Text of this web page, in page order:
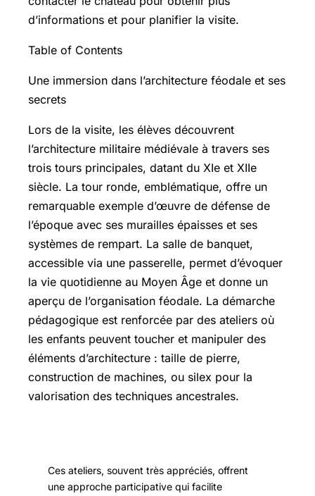
d’informations et pour planifier la visite.
Table of Contents
Une immersion dans l’architecture féodale et ses
secrets
Lors de la visite, les élèves découvrent
l’architecture militaire médiévale à travers ses
trois tours principales, datant du XIe et XIIe
siècle. La tour ronde, emblématique, offre un
remarquable exemple d’œuvre de défense de
l’époque avec ses murailles épaisses et ses
systèmes de rempart. La salle de banquet,
accessible via une passerelle, permet d’évoquer
la vie quotidienne au Moyen Âge et donne un
aperçu de l’organisation féodale. La démarche
pédagogique est renforcée par des ateliers où
les enfants peuvent toucher et manipuler des
éléments d’architecture : taille de pierre,
construction de machines, ou silex pour la
valorisation des techniques ancestrales.
Ces ateliers, souvent très appréciés, offrent
une approche participative qui facilite